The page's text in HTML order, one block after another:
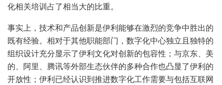
化相关培训占了相当大的比重。
事实上，技术和产品创新是伊利能够在激烈的竞争中胜出的
既有经验。相对于其他职能部门，数字化中心独立且独特的
组织设计充分显示了伊利文化对创新的包容性；与京东、美
的、阿里、腾讯等外部生态伙伴的多种合作也凸显了伊利的
开放性；伊利已经认识到推进数字化工作需要与包括互联网